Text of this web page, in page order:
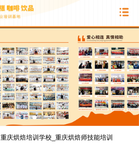
重庆烘焙培训学校_重庆烘焙师技能培训